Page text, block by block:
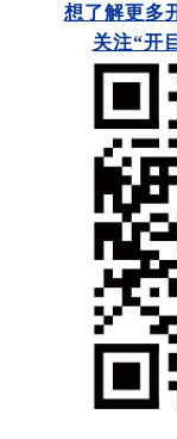
想了解更多
关注“开